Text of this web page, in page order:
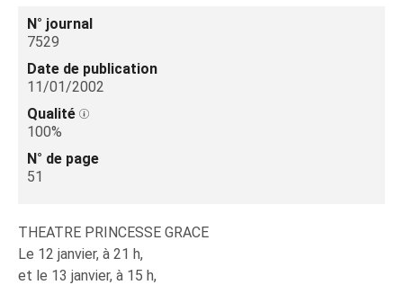
N° journal
7529
Date de publication
11/01/2002
Qualité
100%
N° de page
51
THEATRE PRINCESSE GRACE
Le 12 janvier, à 21 h,
et le 13 janvier, à 15 h,